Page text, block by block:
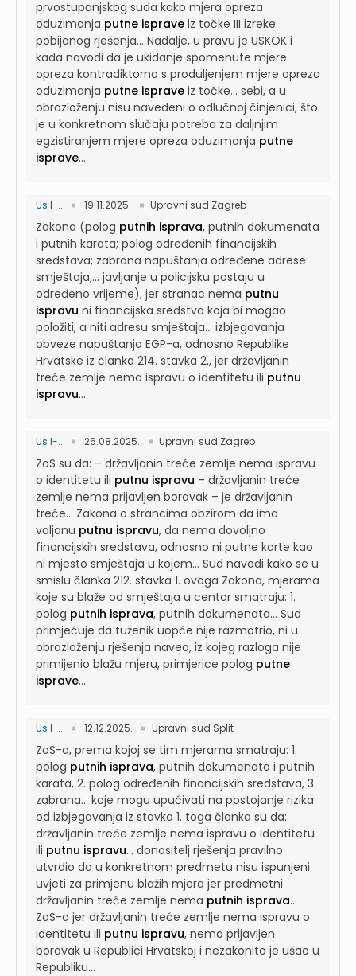
prvostupanjskog suda kako mjera opreza
oduzimanja putne isprave iz točke III izreke
pobijanog rješenja... Nadalje, u pravu je USKOK i
kada navodi da je ukidanje spomenute mjere
opreza kontradiktorno s produljenjem mjere opreza
oduzimanja putne isprave iz točke... sebi, a u
obrazloženju nisu navedeni o odlučnoj činjenici, što
je u konkretnom slučaju potreba za daljnjim
egzistiranjem mjere opreza oduzimanja putne
isprave...
Us I-... 19.11.2025. Upravni sud Zagreb
Zakona (polog putnih isprava, putnih dokumenata
i putnih karata; polog određenih financijskih
sredstava; zabrana napuštanja određene adrese
smještaja;... javljanje u policijsku postaju u
određeno vrijeme), jer stranac nema putnu
ispravu ni financijska sredstva koja bi mogao
položiti, a niti adresu smještaja... izbjegavanja
obveze napuštanja EGP-a, odnosno Republike
Hrvatske iz članka 214. stavka 2., jer državljanin
treće zemlje nema ispravu o identitetu ili putnu
ispravu...
Us I-... 26.08.2025. Upravni sud Zagreb
ZoS su da: – državljanin treće zemlje nema ispravu
o identitetu ili putnu ispravu – državljanin treće
zemlje nema prijavljen boravak – je državljanin
treće... Zakona o strancima obzirom da ima
valjanu putnu ispravu, da nema dovoljno
financijskih sredstava, odnosno ni putne karte kao
ni mjesto smještaja u kojem... Sud navodi kako se u
smislu članka 212. stavka 1. ovoga Zakona, mjerama
koje su blaže od smještaja u centar smatraju: 1.
polog putnih isprava, putnih dokumenata... Sud
primjećuje da tuženik uopće nije razmotrio, ni u
obrazloženju rješenja naveo, iz kojeg razloga nije
primijenio blažu mjeru, primjerice polog putne
isprave...
Us I-... 12.12.2025. Upravni sud Split
ZoS-a, prema kojoj se tim mjerama smatraju: 1.
polog putnih isprava, putnih dokumenata i putnih
karata, 2. polog određenih financijskih sredstava, 3.
zabrana... koje mogu upućivati na postojanje rizika
od izbjegavanja iz stavka 1. toga članka su da:
državljanin treće zemlje nema ispravu o identitetu
ili putnu ispravu... donositelj rješenja pravilno
utvrdio da u konkretnom predmetu nisu ispunjeni
uvjeti za primjenu blažih mjera jer predmetni
državljanin treće zemlje nema putnih isprava...
ZoS-a jer državljanin treće zemlje nema ispravu o
identitetu ili putnu ispravu, nema prijavljen
boravak u Republici Hrvatskoj i nezakonito je ušao u
Republiku...